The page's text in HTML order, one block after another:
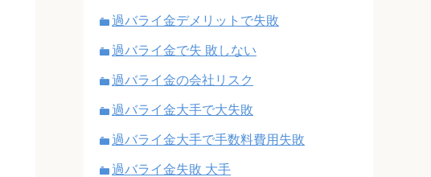
過バライ金デメリットで失敗
過バライ金で失 敗しない
過バライ金の会社リスク
過バライ金大手で大失敗
過バライ金大手で手数料費用失敗
過バライ金失敗 大手